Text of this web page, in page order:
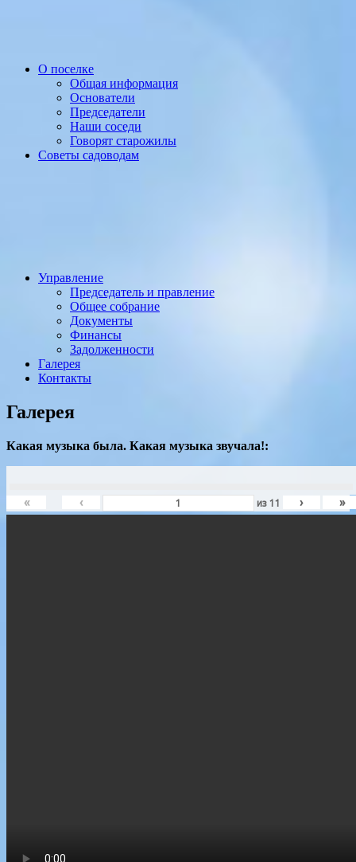
О поселке
Общая информация
Основатели
Председатели
Наши соседи
Говорят старожилы
Советы садоводам
Управление
Председатель и правление
Общее собрание
Документы
Финансы
Задолженности
Галерея
Контакты
Галерея
Какая музыка была. Какая музыка звучала!:
« ‹ из 11 › »